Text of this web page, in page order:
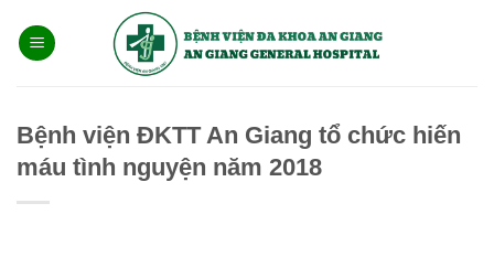
qua
Bệnh viện ĐKTT An Giang tổ chức hiến
máu tình nguyện năm 2018